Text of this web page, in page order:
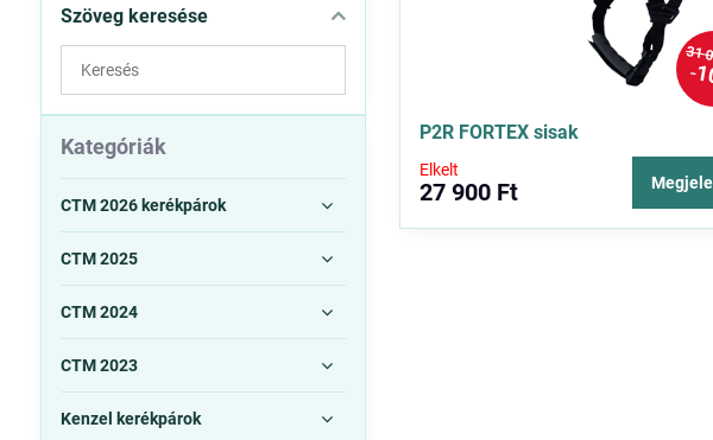
31
P2R FORTEX sisak
Elkelt
27 900 Ft
Szöveg keresése
szűrési
eredmények
teljes
szövegben
Kategóriák
CTM 2026 kerékpárok
CTM 2025
CTM 2024
CTM 2023
Kenzel kerékpárok